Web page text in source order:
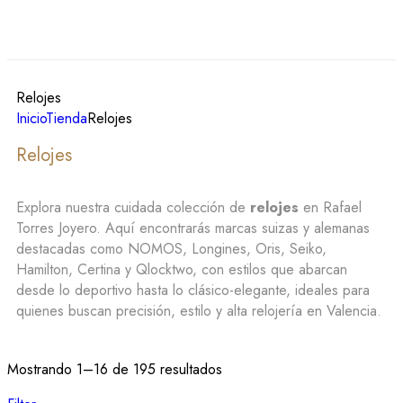
Relojes
InicioTiendaRelojes
Relojes
Explora nuestra cuidada colección de relojes en Rafael
Torres Joyero. Aquí encontrarás marcas suizas y alemanas
destacadas como NOMOS, Longines, Oris, Seiko,
Hamilton, Certina y Qlocktwo, con estilos que abarcan
desde lo deportivo hasta lo clásico-elegante, ideales para
quienes buscan precisión, estilo y alta relojería en Valencia.
Mostrando 1–16 de 195 resultados